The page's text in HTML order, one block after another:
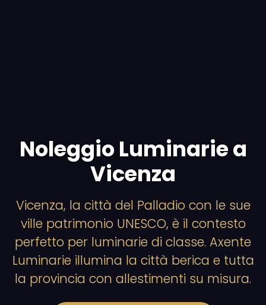
Noleggio Luminarie a
Vicenza
Vicenza, la città del Palladio con le sue
ville patrimonio UNESCO, è il contesto
perfetto per luminarie di classe. Axente
Luminarie illumina la città berica e tutta
la provincia con allestimenti su misura.